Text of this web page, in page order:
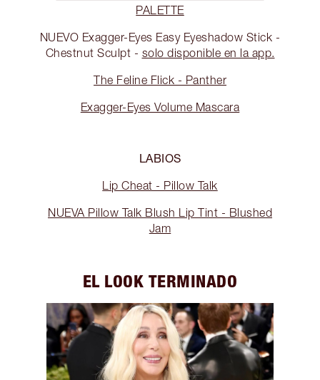
PALETTE
NUEVO Exagger-Eyes Easy Eyeshadow Stick -
Chestnut Sculpt - solo disponible en la app.
The Feline Flick - Panther
Exagger-Eyes Volume Mascara
LABIOS
Lip Cheat - Pillow Talk
NUEVA Pillow Talk Blush Lip Tint - Blushed
Jam
EL LOOK TERMINADO